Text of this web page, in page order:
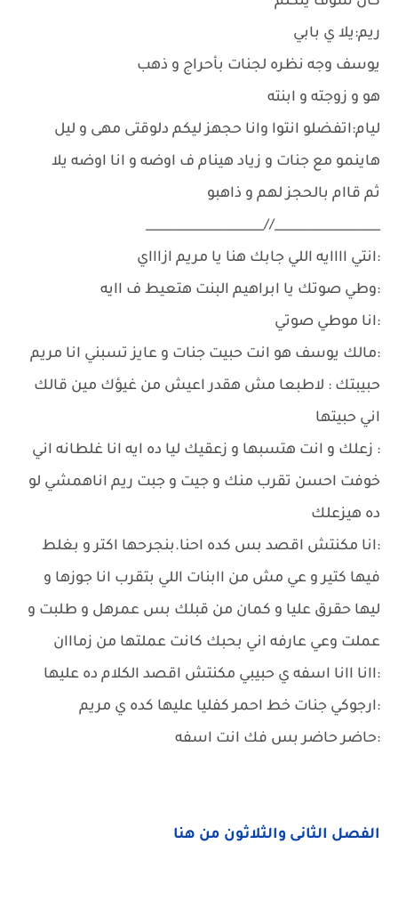
ريم:يلا ي بابي
يوسف وجه نظره لجنات بأحراج و ذهب
هو و زوجته و ابنته
ليام:اتفضلو انتوا وانا حجهز ليكم دلوقتى مهى و ليل
هاينمو مع جنات و زياد هينام ف اوضه و انا اوضه يلا
ثم قاام بالحجز لهم و ذاهبو
_________________//___________________
:انتي اااايه اللي جابك هنا يا مريم ازاااي
:وطي صوتك يا ابراهيم البنت هتعيط ف اايه
:انا موطي صوتي
:مالك يوسف هو انت حبيت جنات و عايز تسبني انا مريم
حبيبتك : لاطبعا مش هقدر اعيش من غيؤك مين قالك
اني حبيتها
: زعلك و انت هتسبها و زعقيك ليا ده ايه انا غلطانه اني
خوفت احسن تقرب منك و جيت و جبت ريم اناهمشي لو
ده هيزعلك
:انا مكنتش اقصد بس كده احنا.بنجرحها اكتر و بغلط
فيها كتير و عي مش من اابنات اللي بتقرب انا جوزها و
ليها حقرق عليا و كمان من قبلك بس عمرهل و طلبت و
عملت وعي عارفه اني بحبك كانت عملتها من زمااان
:اانا اانا اسفه ي حبيبي مكنتش اقصد الكلام ده عليها
:ارجوكي جنات خط احمر كفليا عليها كده ي مريم
:حاضر حاضر بس فك انت اسفه
الفصل الثانى والثلاثون من هنا